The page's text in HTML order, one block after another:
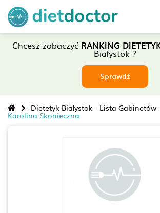
Chcesz zobaczyć RANKING
Białystok ?
Sprawdź
Dietetyk Białystok - Lista Gabinetów
Karolina Skonieczna